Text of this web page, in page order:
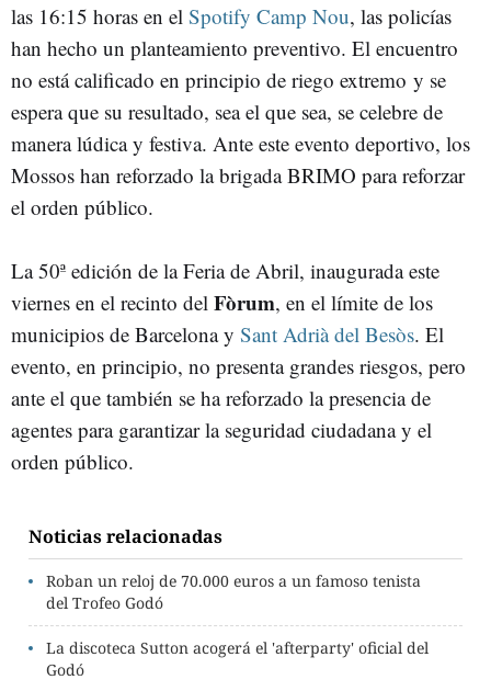
las 16:15 horas en el Spotify Camp Nou, las policías
han hecho un planteamiento preventivo. El encuentro
no está calificado en principio de riego extremo y se
espera que su resultado, sea el que sea, se celebre de
manera lúdica y festiva. Ante este evento deportivo, los
Mossos han reforzado la brigada BRIMO para reforzar
el orden público.
La 50ª edición de la Feria de Abril, inaugurada este
viernes en el recinto del Fòrum, en el límite de los
municipios de Barcelona y Sant Adrià del Besòs. El
evento, en principio, no presenta grandes riesgos, pero
ante el que también se ha reforzado la presencia de
agentes para garantizar la seguridad ciudadana y el
orden público.
Noticias relacionadas
Roban un reloj de 70.000 euros a un famoso tenista
del Trofeo Godó
La discoteca Sutton acogerá el 'afterparty' oficial del
Godó